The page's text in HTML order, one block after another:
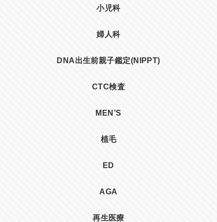
小児科
婦人科
DNA出生前親子鑑定(NIPPT)
CTC検査
MEN’S
植毛
ED
AGA
再生医療